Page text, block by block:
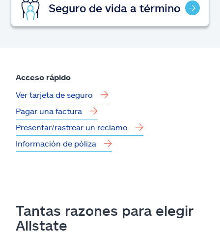
Seguro de vida a término
Acceso rápido
Ver tarjeta de seguro
Pagar una factura
Presentar/rastrear un reclamo
Información de póliza
Tantas razones para elegir
Allstate